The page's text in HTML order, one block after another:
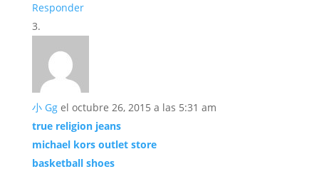
Responder
小 Gg el octubre 26, 2015 a las 5:31 am
true religion jeans
michael kors outlet store
basketball shoes